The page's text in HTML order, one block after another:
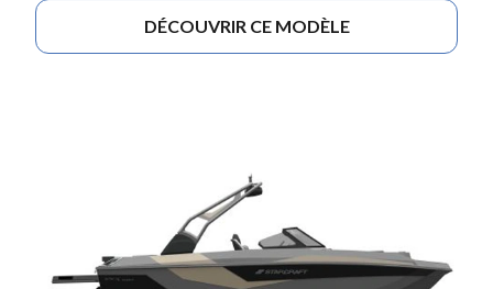
DÉCOUVRIR CE MODÈLE